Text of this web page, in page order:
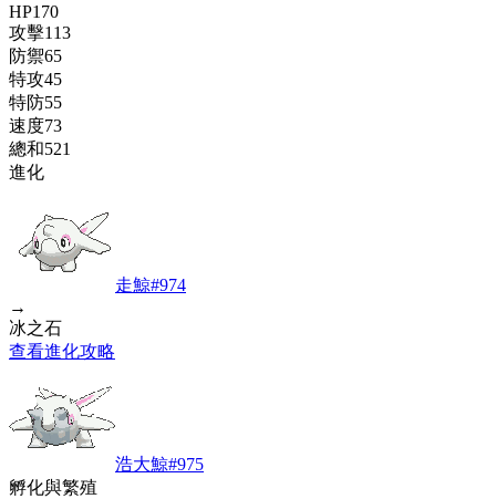
HP170
攻擊113
防禦65
特攻45
特防55
速度73
總和521
進化
走鯨#974
→
冰之石
查看進化攻略
浩大鯨#975
孵化與繁殖